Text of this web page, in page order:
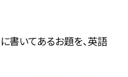
書いてあるお題を、英語